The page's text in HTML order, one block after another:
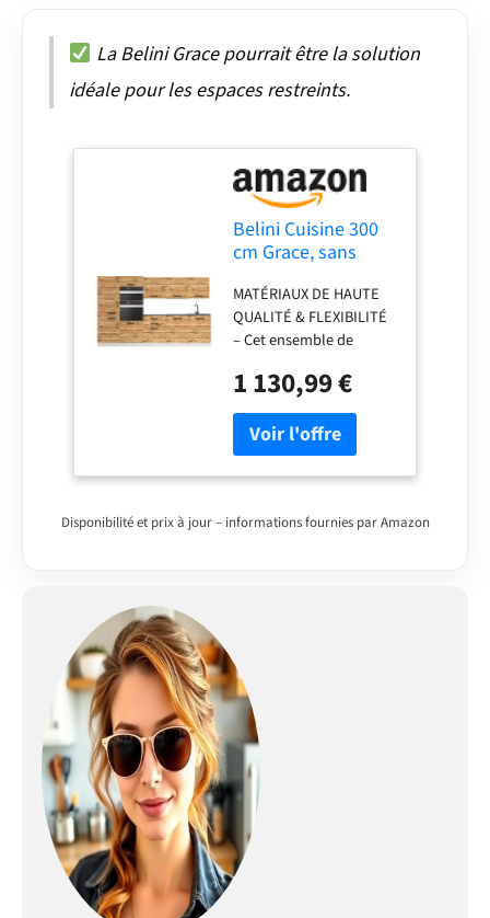
La Belini Grace pourrait être la solution
idéale pour les espaces restreints.
Belini Cuisine 300
cm Grace, sans
chêne Wotan
MATÉRIAUX DE HAUTE
QUALITÉ & FLEXIBILITÉ
– Cet ensemble de
fabriqué en panneaux
décoratifs Econatura
durables, séduit par sa
stabilité et sa finition
haut de gamme. Tous
modulables et peuvent
d’installation ainsi que
plans de travail
personnalisables selon
la configuration.
SYSTÈME NEXUS SILENT
& CONFORT – Les tiroirs
métalliques modernes
finition graphite, dotés
de la technologie Soft-
1 130,99 €
Disponibilité et prix à jour – informations fournies par Amazon